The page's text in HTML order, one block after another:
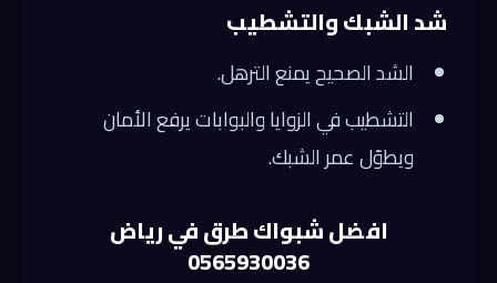
شد الشبك والتشطيب
الشد الصحيح يمنع الترهل.
التشطيب في الزوايا والبوابات يرفع الأمان
ويطوّل عمر الشبك.
افضل شبواك طرق في رياض
0565930036